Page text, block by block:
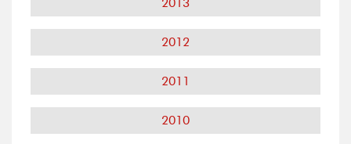
2012
2011
2010